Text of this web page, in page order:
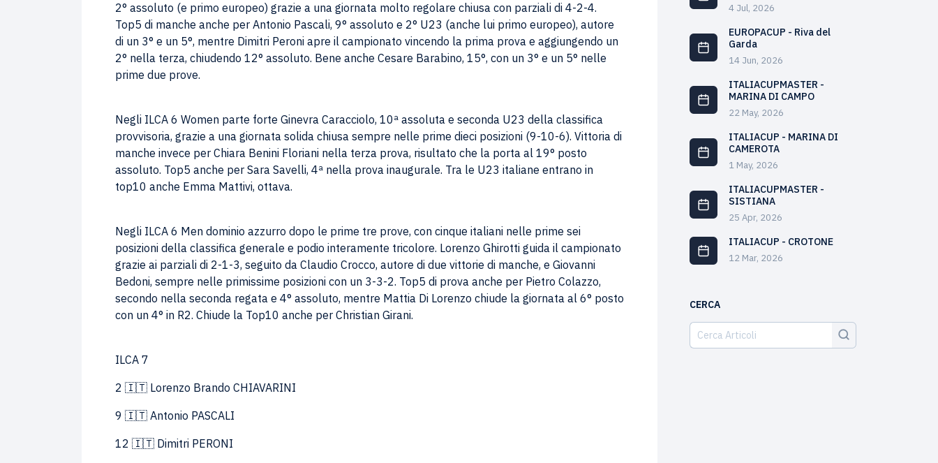
2° assoluto (e primo europeo) grazie a una giornata molto regolare chiusa con parziali di 4-2-4.
Top5 di manche anche per Antonio Pascali, 9° assoluto e 2° U23 (anche lui primo europeo), autore
di un 3° e un 5°, mentre Dimitri Peroni apre il campionato vincendo la prima prova e aggiungendo un
2° nella terza, chiudendo 12° assoluto. Bene anche Cesare Barabino, 15°, con un 3° e un 5° nelle
prime due prove.
Negli ILCA 6 Women parte forte Ginevra Caracciolo, 10ª assoluta e seconda U23 della classifica
provvisoria, grazie a una giornata solida chiusa sempre nelle prime dieci posizioni (9-10-6). Vittoria di
manche invece per Chiara Benini Floriani nella terza prova, risultato che la porta al 19° posto
assoluto. Top5 anche per Sara Savelli, 4ª nella prova inaugurale. Tra le U23 italiane entrano in
top10 anche Emma Mattivi, ottava.
Negli ILCA 6 Men dominio azzurro dopo le prime tre prove, con cinque italiani nelle prime sei
posizioni della classifica generale e podio interamente tricolore. Lorenzo Ghirotti guida il campionato
grazie ai parziali di 2-1-3, seguito da Claudio Crocco, autore di due vittorie di manche, e Giovanni
Bedoni, sempre nelle primissime posizioni con un 3-3-2. Top5 di prova anche per Pietro Colazzo,
secondo nella seconda regata e 4° assoluto, mentre Mattia Di Lorenzo chiude la giornata al 6° posto
con un 4° in R2. Chiude la Top10 anche per Christian Girani.
ILCA 7
2 🇮🇹 Lorenzo Brando CHIAVARINI
9 🇮🇹 Antonio PASCALI
12 🇮🇹 Dimitri PERONI
4 Jul, 2026
EUROPACUP - Riva del
Garda
14 Jun, 2026
ITALIACUPMASTER -
MARINA DI CAMPO
22 May, 2026
ITALIACUP - MARINA DI
CAMEROTA
1 May, 2026
ITALIACUPMASTER -
SISTIANA
25 Apr, 2026
ITALIACUP - CROTONE
12 Mar, 2026
CERCA